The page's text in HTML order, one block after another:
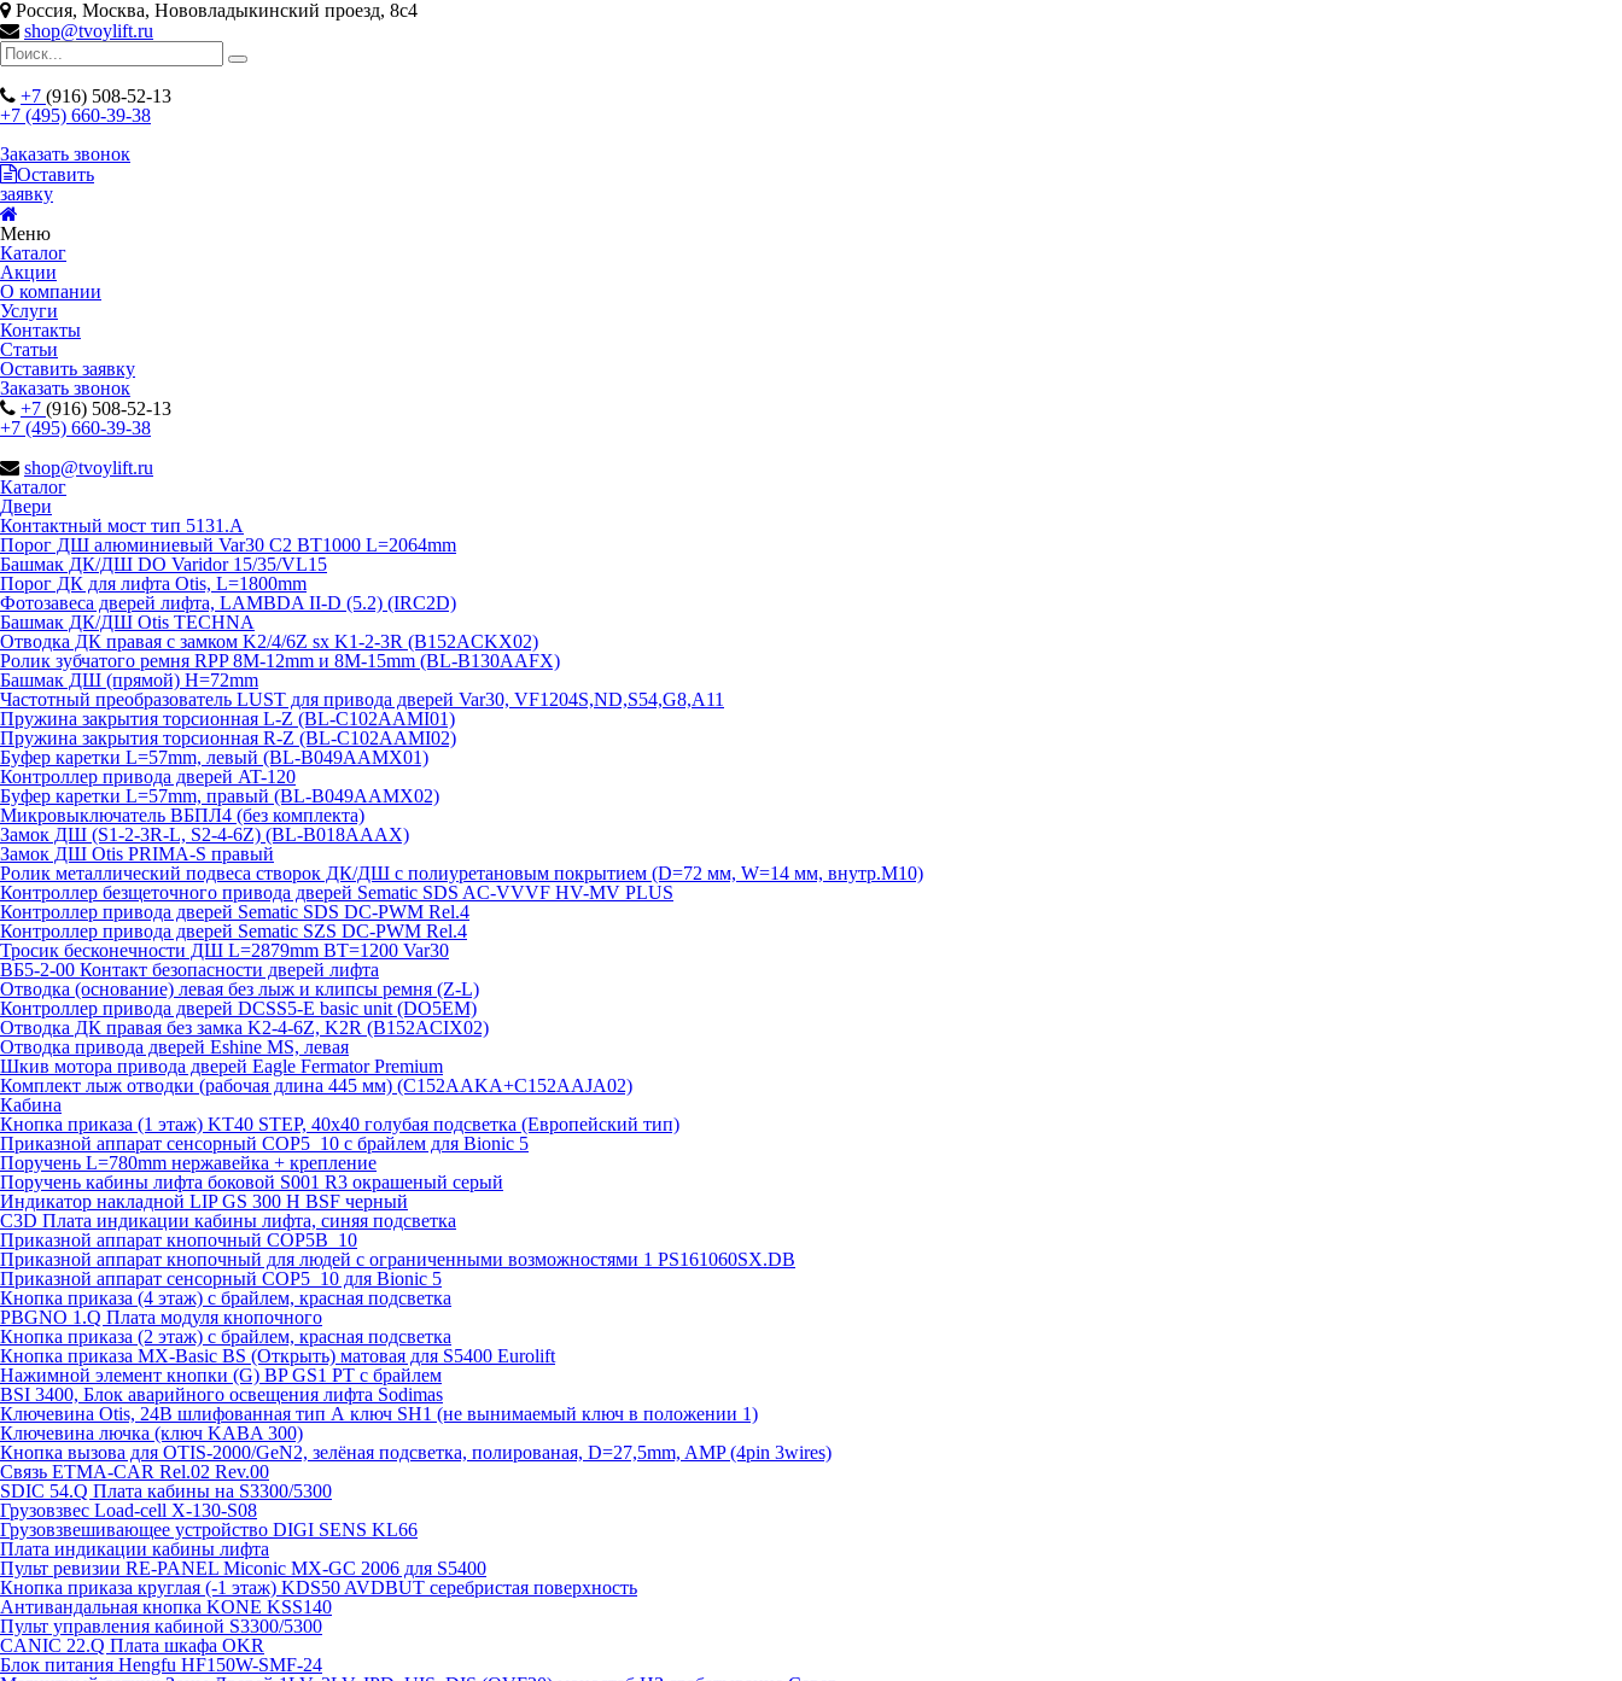
Россия, Москва, Нововладыкинский проезд, 8с4
shop@tvoylift.ru
+7 (916) 508-52-13
+7 (495) 660-39-38
Заказать звонок
Оставить
заявку
Меню
Каталог
Акции
О компании
Услуги
Контакты
Статьи
Оставить заявку
Заказать звонок
+7 (916) 508-52-13
+7 (495) 660-39-38
shop@tvoylift.ru
Каталог
Двери
Контактный мост тип 5131.A
Порог ДШ алюминиевый Var30 C2 BT1000 L=2064mm
Башмак ДК/ДШ DO Varidor 15/35/VL15
Порог ДК для лифта Otis, L=1800mm
Фотозавеса дверей лифта, LAMBDA II-D (5.2) (IRC2D)
Башмак ДК/ДШ Otis TECHNA
Отводка ДК правая с замком K2/4/6Z sx K1-2-3R (B152ACKX02)
Ролик зубчатого ремня RPP 8M-12mm и 8M-15mm (BL-B130AAFX)
Башмак ДШ (прямой) H=72mm
Частотный преобразователь LUST для привода дверей Var30, VF1204S,ND,S54,G8,A11
Пружина закрытия торсионная L-Z (BL-C102AAMI01)
Пружина закрытия торсионная R-Z (BL-C102AAMI02)
Буфер каретки L=57mm, левый (BL-B049AAMX01)
Контроллер привода дверей AT-120
Буфер каретки L=57mm, правый (BL-B049AAMX02)
Микровыключатель ВБПЛ4 (без комплекта)
Замок ДШ (S1-2-3R-L, S2-4-6Z) (BL-B018AAAX)
Замок ДШ Otis PRIMA-S правый
Ролик металлический подвеса створок ДК/ДШ с полиуретановым покрытием (D=72 мм, W=14 мм, внутр.М10)
Контроллер безщеточного привода дверей Sematiс SDS AC-VVVF HV-MV PLUS
Контроллер привода дверей Sematic SDS DC-PWM Rel.4
Контроллер привода дверей Sematic SZS DC-PWM Rel.4
Тросик бесконечности ДШ L=2879mm BT=1200 Var30
ВБ5-2-00 Контакт безопасности дверей лифта
Отводка (основание) левая без лыж и клипсы ремня (Z-L)
Контроллер привода дверей DCSS5-E basic unit (DO5EM)
Отводка ДК правая без замка K2-4-6Z, K2R (B152ACIX02)
Отводка привода дверей Eshine MS, левая
Шкив мотора привода дверей Eagle Fermator Premium
Комплект лыж отводки (рабочая длина 445 мм) (C152AAKA+C152AAJA02)
Кабина
Кнопка приказа (1 этаж) KT40 STEP, 40х40 голубая подсветка (Европейский тип)
Приказной аппарат сенсорный COP5_10 с брайлем для Bionic 5
Поручень L=780mm нержавейка + крепление
Поручень кабины лифта боковой S001 R3 окрашеный серый
Индикатор накладной LIP GS 300 H BSF черный
C3D Плата индикации кабины лифта, синяя подсветка
Приказной аппарат кнопочный COP5B_10
Приказной аппарат кнопочный для людей с ограниченными возможностями 1 PS161060SX.DB
Приказной аппарат сенсорный COP5_10 для Bionic 5
Кнопка приказа (4 этаж) с брайлем, красная подсветка
PBGNO 1.Q Плата модуля кнопочного
Кнопка приказа (2 этаж) с брайлем, красная подсветка
Кнопка приказа MX-Basic BS (Открыть) матовая для S5400 Eurolift
Нажимной элемент кнопки (G) BP GS1 PT с брайлем
BSI 3400, Блок аварийного освещения лифта Sodimas
Ключевина Otis, 24В шлифованная тип А ключ SH1 (не вынимаемый ключ в положении 1)
Ключевина лючка (ключ KABA 300)
Кнопка вызова для OTIS-2000/GeN2, зелёная подсветка, полированая, D=27,5mm, AMP (4pin 3wires)
Связь ETMA-CAR Rel.02 Rev.00
SDIC 54.Q Плата кабины на S3300/5300
Грузовзвес Load-cell X-130-S08
Грузовзвешивающее устройство DIGI SENS KL66
Плата индикации кабины лифта
Пульт ревизии RE-PANEL Miconic MX-GC 2006 для S5400
Кнопка приказа круглая (-1 этаж) KDS50 AVDBUT серебристая поверхность
Антивандальная кнопка KONE KSS140
Пульт управления кабиной S3300/5300
CANIC 22.Q Плата шкафа OKR
Блок питания Hengfu HF150W-SMF-24